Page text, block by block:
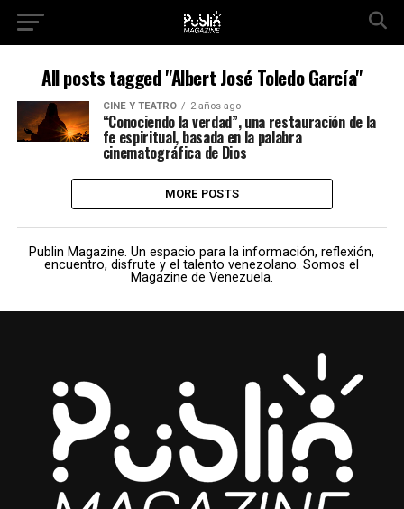
All posts tagged "Albert José Toledo García"
CINE Y TEATRO 2 años ago
“Conociendo la verdad”, una restauración de la
fe espiritual, basada en la palabra
cinematográfica de Dios
MORE POSTS
Publin Magazine. Un espacio para la información, reflexión,
encuentro, disfrute y el talento venezolano. Somos el
Magazine de Venezuela.